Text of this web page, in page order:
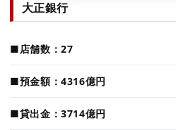
大正銀行
■店舗数：27
■預金額：4316億円
■貸出金：3714億円